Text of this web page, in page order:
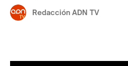
Redacción ADN TV